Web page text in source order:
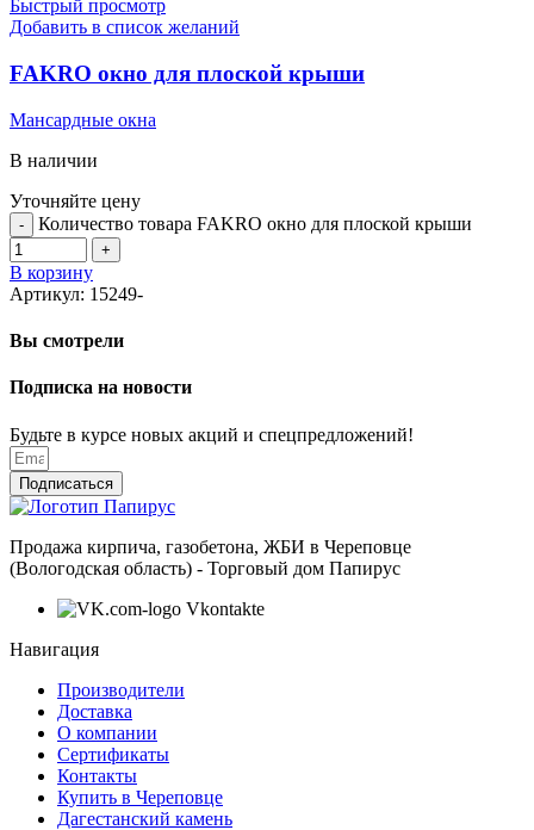
Быстрый просмотр
Добавить в список желаний
FAKRO окно для плоской крыши
Мансардные окна
В наличии
Уточняйте цену
Количество товара FAKRO окно для плоской крыши
В корзину
Артикул: 15249-
Вы смотрели
Подписка на новости
Будьте в курсе новых акций и спецпредложений!
Подписаться
Продажа кирпича, газобетона, ЖБИ в Череповце
(Вологодская область) - Торговый дом Папирус
Vkontakte
Навигация
Производители
Доставка
О компании
Сертификаты
Контакты
Купить в Череповце
Дагестанский камень